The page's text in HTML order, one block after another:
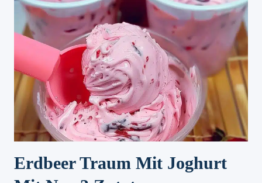
ZUBEREITET
Erdbeer Traum Mit Joghurt